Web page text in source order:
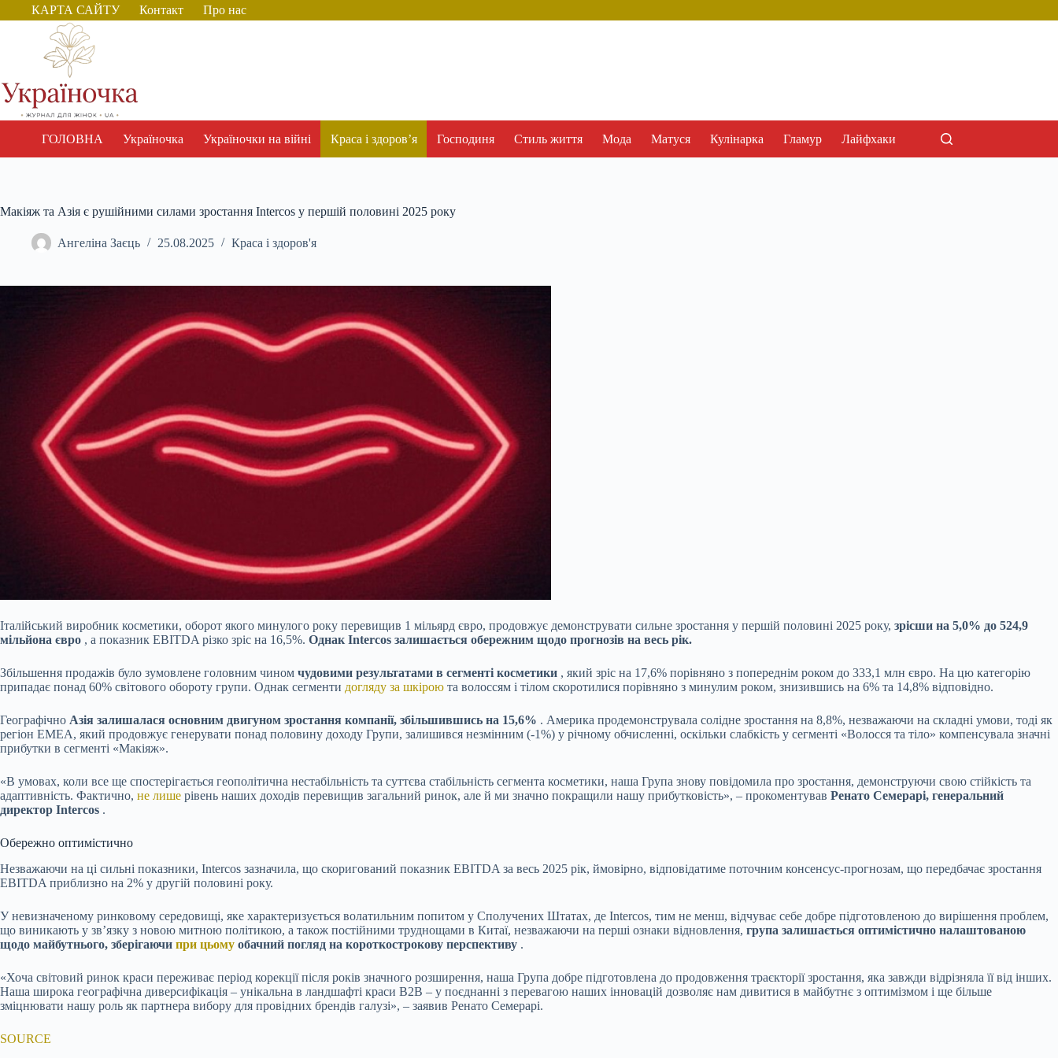
Перейти
до
КАРТА САЙТУ Контакт Про нас
ГОЛОВНА Україночка Україночки на війні Краса і здоров’я Господиня Стиль життя Мода Матуся Кулінарка Гламур Лайфхаки
Макіяж та Азія є рушійними силами зростання Intercos у першій половині 2025 року
Ангеліна Заєць 25.08.2025 Краса і здоров'я
Італійський виробник косметики, оборот якого минулого року перевищив 1 мільярд євро, продовжує демонструвати сильне зростання у першій половині 2025 року, зрісши на 5,0% до 524,9
мільйона євро , а показник EBITDA різко зріс на 16,5%. Однак Intercos залишається обережним щодо прогнозів на весь рік.
Збільшення продажів було зумовлене головним чином чудовими результатами в сегменті косметики , який зріс на 17,6% порівняно з попереднім роком до 333,1 млн євро. На цю категорію
припадає понад 60% світового обороту групи. Однак сегменти догляду за шкірою та волоссям і тілом скоротилися порівняно з минулим роком, знизившись на 6% та 14,8% відповідно.
Географічно Азія залишалася основним двигуном зростання компанії, збільшившись на 15,6% . Америка продемонструвала солідне зростання на 8,8%, незважаючи на складні умови, тоді як
регіон EMEA, який продовжує генерувати понад половину доходу Групи, залишився незмінним (-1%) у річному обчисленні, оскільки слабкість у сегменті «Волосся та тіло» компенсувала значні
прибутки в сегменті «Макіяж».
«В умовах, коли все ще спостерігається геополітична нестабільність та суттєва стабільність сегмента косметики, наша Група знову повідомила про зростання, демонструючи свою стійкість та
адаптивність. Фактично, не лише рівень наших доходів перевищив загальний ринок, але й ми значно покращили нашу прибутковість», – прокоментував Ренато Семерарі, генеральний
директор Intercos .
Обережно оптимістично
Незважаючи на ці сильні показники, Intercos зазначила, що скоригований показник EBITDA за весь 2025 рік, ймовірно, відповідатиме поточним консенсус-прогнозам, що передбачає зростання
EBITDA приблизно на 2% у другій половині року.
У невизначеному ринковому середовищі, яке характеризується волатильним попитом у Сполучених Штатах, де Intercos, тим не менш, відчуває себе добре підготовленою до вирішення проблем,
що виникають у зв’язку з новою митною політикою, а також постійними труднощами в Китаї, незважаючи на перші ознаки відновлення, група залишається оптимістично налаштованою
щодо майбутнього, зберігаючи при цьому обачний погляд на короткострокову перспективу .
«Хоча світовий ринок краси переживає період корекції після років значного розширення, наша Група добре підготовлена до продовження траєкторії зростання, яка завжди відрізняла її від інших.
Наша широка географічна диверсифікація – унікальна в ландшафті краси B2B – у поєднанні з перевагою наших інновацій дозволяє нам дивитися в майбутнє з оптимізмом і ще більше
зміцнювати нашу роль як партнера вибору для провідних брендів галузі», – заявив Ренато Семерарі.
SOURCE